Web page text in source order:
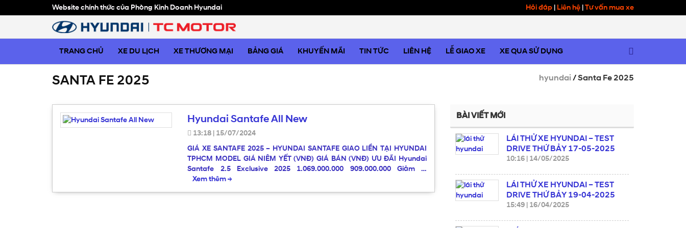
Website chính thức của Phòng Kinh Doanh Hyundai Hỏi đáp | Liên hệ |Tư vấn mua xe
TRANG CHỦ XE DU LỊCH XE THƯƠNG MẠI BẢNG GIÁ KHUYẾN MÃI TIN TỨC LIÊN HỆ LỄ GIAO XE XE QUA SỬ DỤNG
SANTA FE 2025 hyundai /Santa Fe 2025
Hyundai Santafe All New
13:18 | 15/07/2024
GIÁ XE SANTAFE 2025 – HYUNDAI SANTAFE GIAO LIỀN TẠI HYUNDAI
TPHCM MODEL GIÁ NIÊM YẾT (VNĐ) GIÁ BÁN (VNĐ) ƯU ĐÃI Hyundai
Santafe 2.5 Exclusive 2025 1.069.000.000 909.000.000 Giảm …
Xem thêm→
BÀI VIẾT MỚI
LÁI THỬ XE HYUNDAI – TEST
DRIVE THỨ BẢY 17-05-2025
10:16 | 14/05/2025
LÁI THỬ XE HYUNDAI – TEST
DRIVE THỨ BẢY 19-04-2025
15:49 | 16/04/2025